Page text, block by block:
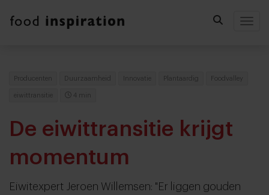
Producenten Duurzaamheid Innovatie Plantaardig Foodvalley
eiwittransitie 4 min
De eiwittransitie krijgt
momentum
Eiwitexpert Jeroen Willemsen: "Er liggen gouden